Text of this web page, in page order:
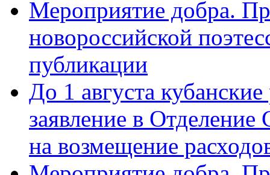
Мероприятие добра.
новороссийской
публикации
До 1 августа
заявление в
на возмещение